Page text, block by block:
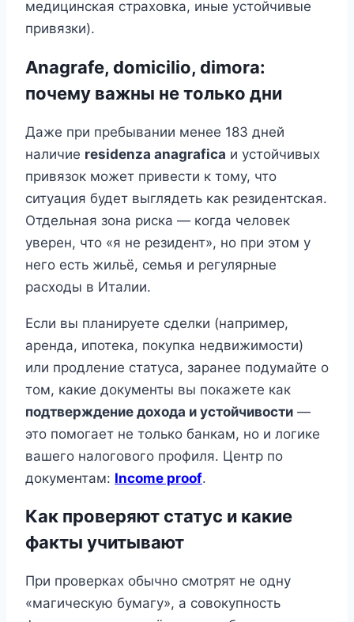
медицинская страховка, иные устойчивые
привязки).
Anagrafe, domicilio, dimora:
почему важны не только дни
Даже при пребывании менее 183 дней
наличие residenza anagrafica и устойчивых
привязок может привести к тому, что
ситуация будет выглядеть как резидентская.
Отдельная зона риска — когда человек
уверен, что «я не резидент», но при этом у
него есть жильё, семья и регулярные
расходы в Италии.
Если вы планируете сделки (например,
аренда, ипотека, покупка недвижимости)
или продление статуса, заранее подумайте о
том, какие документы вы покажете как
подтверждение дохода и устойчивости —
это помогает не только банкам, но и логике
вашего налогового профиля. Центр по
документам: Income proof.
Как проверяют статус и какие
факты учитывают
При проверках обычно смотрят не одну
«магическую бумагу», а совокупность